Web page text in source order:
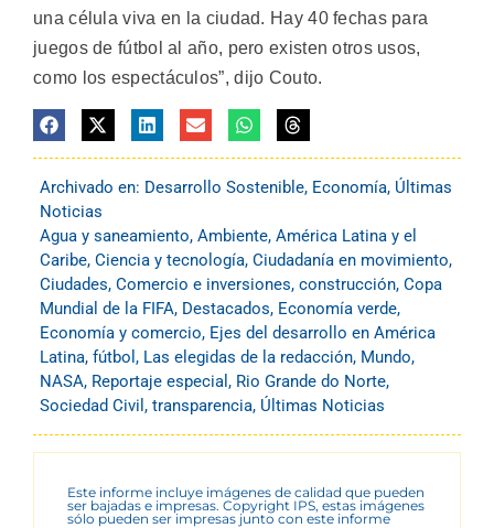
una célula viva en la ciudad. Hay 40 fechas para
juegos de fútbol al año, pero existen otros usos,
como los espectáculos”, dijo Couto.
Archivado en: Desarrollo Sostenible, Economía, Últimas
Noticias
Agua y saneamiento, Ambiente, América Latina y el
Caribe, Ciencia y tecnología, Ciudadanía en movimiento,
Ciudades, Comercio e inversiones, construcción, Copa
Mundial de la FIFA, Destacados, Economía verde,
Economía y comercio, Ejes del desarrollo en América
Latina, fútbol , Las elegidas de la redacción, Mundo,
NASA, Reportaje especial , Rio Grande do Norte,
Sociedad Civil , transparencia, Últimas Noticias
Este informe incluye imágenes de calidad que pueden
ser bajadas e impresas. Copyright IPS, estas imágenes
sólo pueden ser impresas junto con este informe